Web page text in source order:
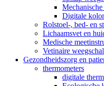
Digitale
Rolstoel-, bed- en
Lichaamsvet en
Medische
Vetinaire
Gezondheidszorg en
thermometers
digitale